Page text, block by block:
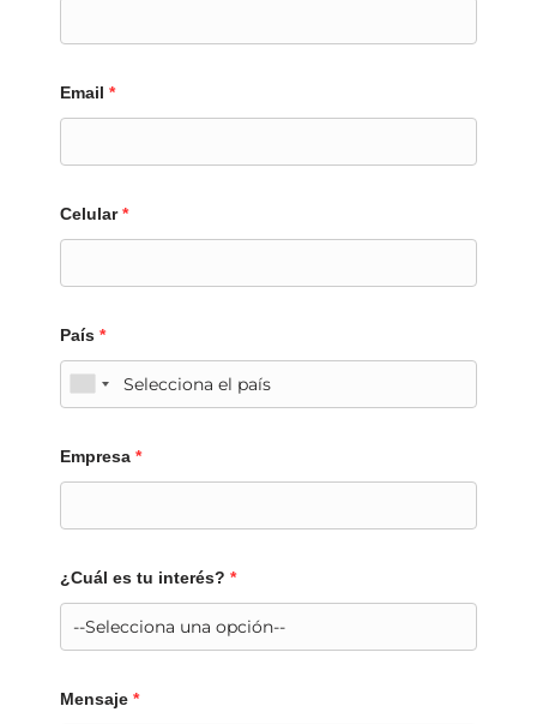
Email *
Celular *
País *
Empresa *
¿Cuál es tu interés? *
Mensaje *